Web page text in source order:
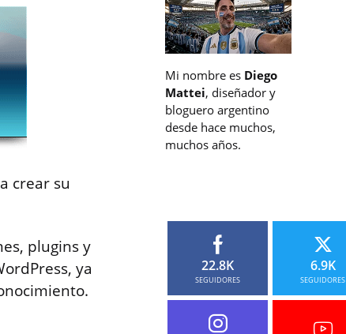
crear su
plugins y
ya
Mi nombre es Diego
Mattei, diseñador y
bloguero argentino
desde hace muchos,
muchos años.
22.8K
SEGUIDORES
6.9K
SEGUIDORES